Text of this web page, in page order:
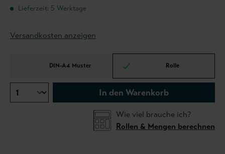
Lieferzeit: 5 Werktage
Versandkosten anzeigen
DIN-A4 Muster Rolle
In den Warenkorb
Wie viel brauche ich?
Rollen & Mengen berechnen